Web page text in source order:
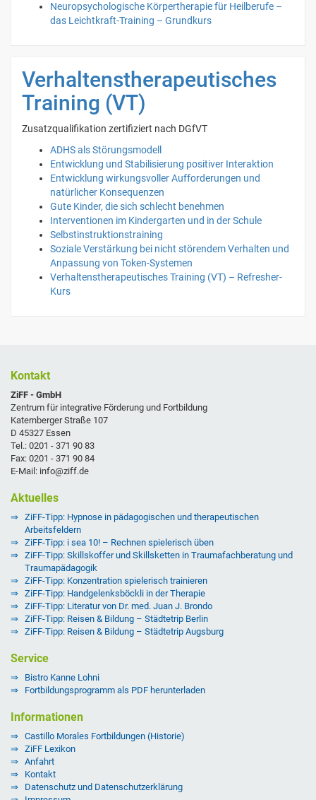
Neuropsychologische Körpertherapie für Heilberufe –
das Leichtkraft-Training – Grundkurs
Verhaltenstherapeutisches
Training (VT)
Zusatzqualifikation zertifiziert nach DGfVT
ADHS als Störungsmodell
Entwicklung und Stabilisierung positiver Interaktion
Entwicklung wirkungsvoller Aufforderungen und
natürlicher Konsequenzen
Gute Kinder, die sich schlecht benehmen
Interventionen im Kindergarten und in der Schule
Selbstinstruktionstraining
Soziale Verstärkung bei nicht störendem Verhalten und
Anpassung von Token-Systemen
Verhaltenstherapeutisches Training (VT) – Refresher-
Kurs
Kontakt
ZiFF - GmbH
Zentrum für integrative Förderung und Fortbildung
Katernberger Straße 107
D 45327 Essen
Tel.: 0201 - 371 90 83
Fax: 0201 - 371 90 84
E-Mail: info@ziff.de
Aktuelles
ZiFF-Tipp: Hypnose in pädagogischen und therapeutischen
Arbeitsfeldern
ZiFF-Tipp: i sea 10! – Rechnen spielerisch üben
ZiFF-Tipp: Skillskoffer und Skillsketten in Traumafachberatung und
Traumapädagogik
ZiFF-Tipp: Konzentration spielerisch trainieren
ZiFF-Tipp: Handgelenksböckli in der Therapie
ZiFF-Tipp: Literatur von Dr. med. Juan J. Brondo
ZiFF-Tipp: Reisen & Bildung – Städtetrip Berlin
ZiFF-Tipp: Reisen & Bildung – Städtetrip Augsburg
Service
Bistro Kanne Lohni
Fortbildungsprogramm als PDF herunterladen
Informationen
Castillo Morales Fortbildungen (Historie)
ZiFF Lexikon
Anfahrt
Kontakt
Datenschutz und Datenschutzerklärung